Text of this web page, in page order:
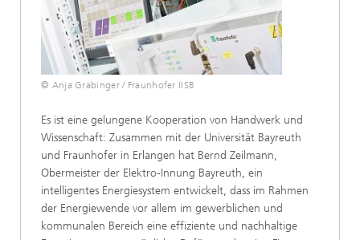
© Anja Grabinger / Fraunhofer IISB
Es ist eine gelungene Kooperation von Handwerk und
Wissenschaft: Zusammen mit der Universität Bayreuth
und Fraunhofer in Erlangen hat Bernd Zeilmann,
Obermeister der Elektro-Innung Bayreuth, ein
intelligentes Energiesystem entwickelt, dass im Rahmen
der Energiewende vor allem im gewerblichen und
kommunalen Bereich eine effiziente und nachhaltige